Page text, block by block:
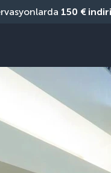
150 €